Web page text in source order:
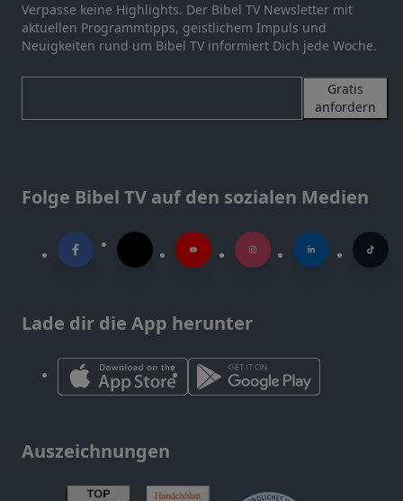
Verpasse keine Highlights. Der Bibel TV Newsletter mit
aktuellen Programmtipps, geistlichem Impuls und
Neuigkeiten rund um Bibel TV informiert Dich jede Woche.
Gratis
anfordern
Folge Bibel TV auf den sozialen Medien
Lade dir die App herunter
Auszeichnungen